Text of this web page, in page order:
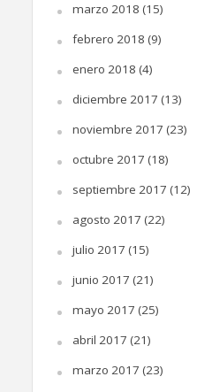
marzo 2018 (15)
febrero 2018 (9)
enero 2018 (4)
diciembre 2017 (13)
noviembre 2017 (23)
octubre 2017 (18)
septiembre 2017 (12)
agosto 2017 (22)
julio 2017 (15)
junio 2017 (21)
mayo 2017 (25)
abril 2017 (21)
marzo 2017 (23)